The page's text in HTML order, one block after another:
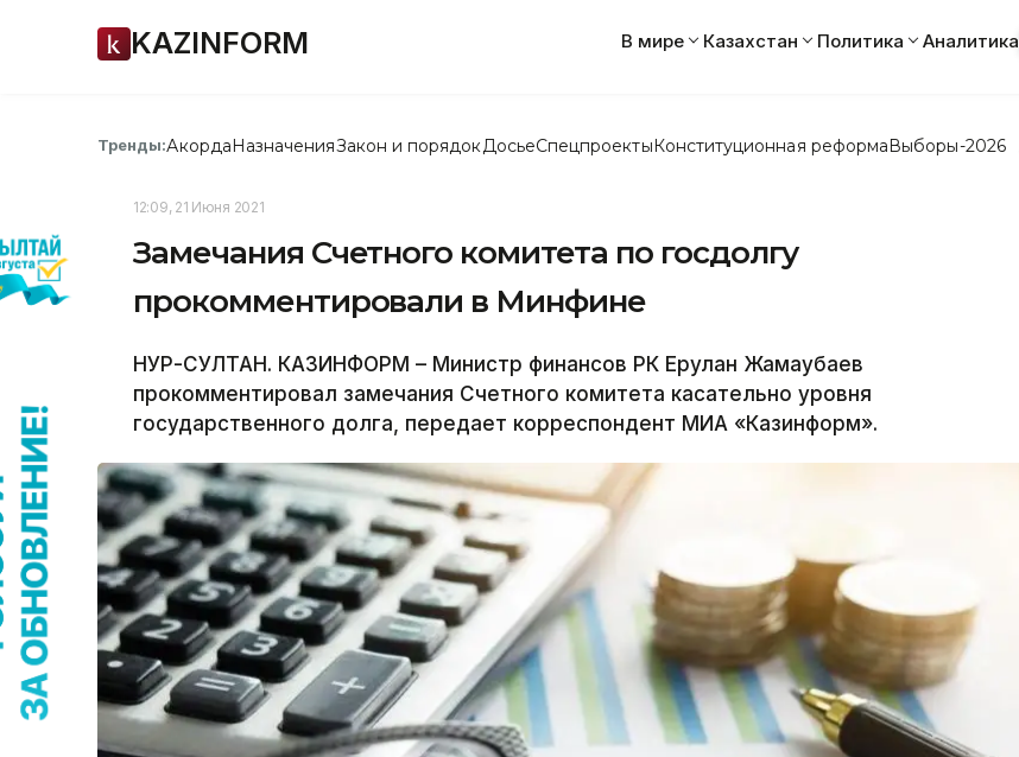
KAZINFORM В мире Казахстан Политика Аналитика
Тренды:АкордаНазначенияЗакон и порядок ДосьеСпецпроектыКонституционная реформаВыборы-2026
12:09, 21 Июня 2021
Замечания Счетного комитета по госдолгу
прокомментировали в Минфине
НУР-СУЛТАН. КАЗИНФОРМ – Министр финансов РК Ерулан Жамаубаев
прокомментировал замечания Счетного комитета касательно уровня
государственного долга, передает корреспондент МИА «Казинформ».